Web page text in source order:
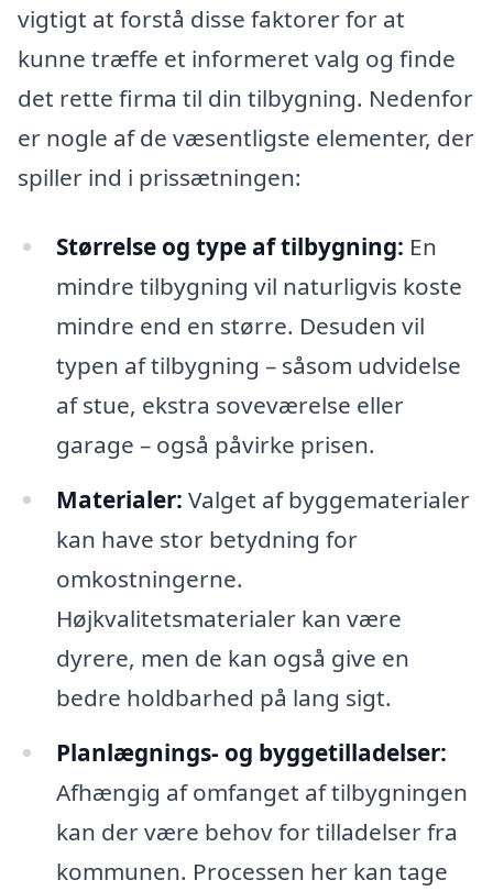
vigtigt at forstå disse faktorer for at
kunne træffe et informeret valg og finde
det rette firma til din tilbygning. Nedenfor
er nogle af de væsentligste elementer, der
spiller ind i prissætningen:
Størrelse og type af tilbygning: En
mindre tilbygning vil naturligvis koste
mindre end en større. Desuden vil
typen af tilbygning – såsom udvidelse
af stue, ekstra soveværelse eller
garage – også påvirke prisen.
Materialer: Valget af byggematerialer
kan have stor betydning for
omkostningerne.
Højkvalitetsmaterialer kan være
dyrere, men de kan også give en
bedre holdbarhed på lang sigt.
Planlægnings- og byggetilladelser:
Afhængig af omfanget af tilbygningen
kan der være behov for tilladelser fra
kommunen. Processen her kan tage